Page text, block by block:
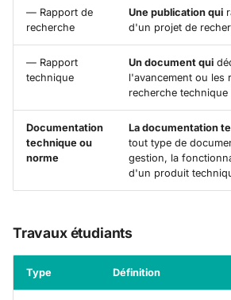
— Rapport de
recherche
Une publication qui
d'un projet de
— Rapport
technique
Un document qui
l'avancement ou les
recherche
Documentation
technique ou
norme
La documentation
tout type de
gestion, la
d'un produit
Travaux étudiants
Type Définition